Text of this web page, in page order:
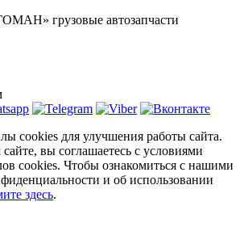
грузовые автозапчасти
cookies для улучшения работы сайта.
вы соглашаетесь с условиями
cookies. Чтобы ознакомиться с нашими
и об использовании
здесь.